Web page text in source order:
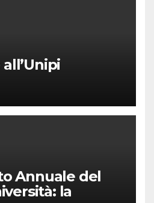
Annuale del
la